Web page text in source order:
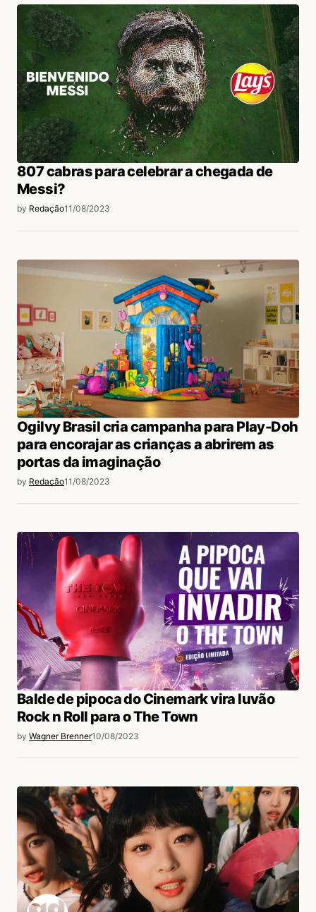
807 cabras para celebrar a chegada de
Messi?
by Redação11/08/2023
Ogilvy Brasil cria campanha para Play-Doh
para encorajar as crianças a abrirem as
portas da imaginação
by Redação11/08/2023
Balde de pipoca do Cinemark vira luvão
Rock n Roll para o The Town
by Wagner Brenner10/08/2023